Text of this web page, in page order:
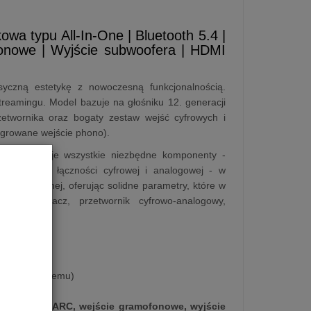
typu All-In-One | Bluetooth 5.4 |
| Wyjście subwoofera | HDMI
estetykę z nowoczesną funkcjonalnością.
Model bazuje na głośniku 12. generacji
oraz bogaty zestaw wejść cyfrowych i
wejście phono).
integruje wszystkie niezbędne komponenty -
opcji łączności cyfrowej i analogowej - w
operacyjnej, oferując solidne parametry, które w
przetwornik cyfrowo-analogowy,
dla systemu)
C, HDMI-ARC, wejście gramofonowe, wyjście